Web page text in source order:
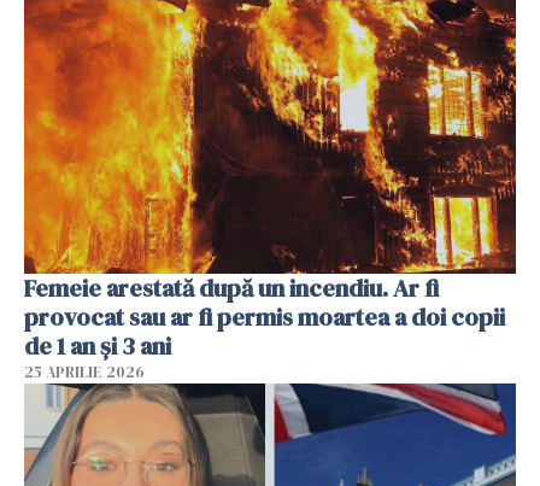
Femeie arestată după un incendiu. Ar fi
provocat sau ar fi permis moartea a doi copii
de 1 an și 3 ani
25 APRILIE 2026